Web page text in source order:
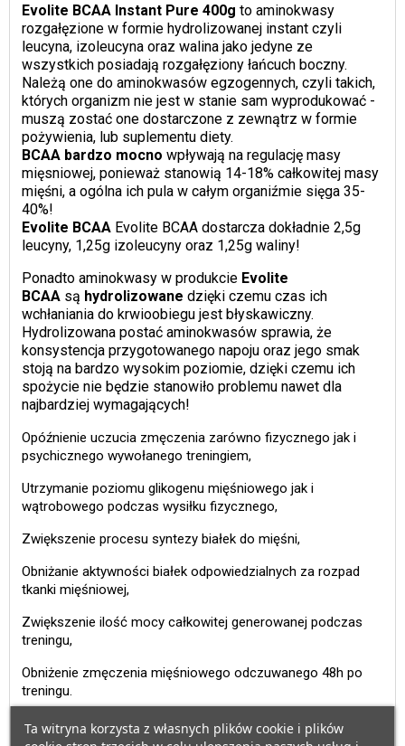
Evolite BCAA Instant Pure 400g to aminokwasy
rozgałęzione w formie hydrolizowanej instant czyli
leucyna, izoleucyna oraz walina jako jedyne ze
wszystkich posiadają rozgałęziony łańcuch boczny.
Należą one do aminokwasów egzogennych, czyli takich,
których organizm nie jest w stanie sam wyprodukować -
muszą zostać one dostarczone z zewnątrz w formie
pożywienia, lub suplementu diety.
BCAA bardzo mocno wpływają na regulację masy
mięsniowej, ponieważ stanowią 14-18% całkowitej masy
mięśni, a ogólna ich pula w całym organiźmie sięga 35-
40%!
Evolite BCAA Evolite BCAA dostarcza dokładnie 2,5g
leucyny, 1,25g izoleucyny oraz 1,25g waliny!
Ponadto aminokwasy w produkcie Evolite
BCAAsą hydrolizowane dzięki czemu czas ich
wchłaniania do krwioobiegu jest błyskawiczny.
Hydrolizowana postać aminokwasów sprawia, że
konsystencja przygotowanego napoju oraz jego smak
stoją na bardzo wysokim poziomie, dzięki czemu ich
spożycie nie będzie stanowiło problemu nawet dla
najbardziej wymagających!
Opóźnienie uczucia zmęczenia zarówno fizycznego jak i
psychicznego wywołanego treningiem,
Utrzymanie poziomu glikogenu mięśniowego jak i
wątrobowego podczas wysiłku fizycznego,
Zwiększenie procesu syntezy białek do mięśni,
Obniżanie aktywności białek odpowiedzialnych za rozpad
tkanki mięśniowej,
Zwiększenie ilość mocy całkowitej generowanej podczas
treningu,
Obniżenie zmęczenia mięśniowego odczuwanego 48h po
treningu.
Ta witryna korzysta z własnych plików cookie i plików